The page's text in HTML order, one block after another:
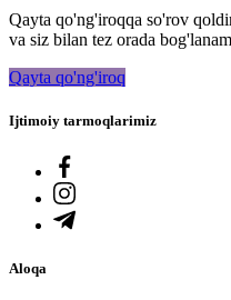
Qayta qo'ng'iroqqa so'rov
va siz bilan tez orada
Qayta qo'ng'iroq
Ijtimoiy tarmoqlarimiz
Aloqa